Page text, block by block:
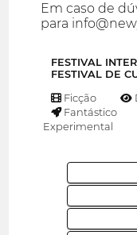
Em caso de
para
FESTIVAL
FESTIVAL DE
Ficção
Fantástico
Experimental